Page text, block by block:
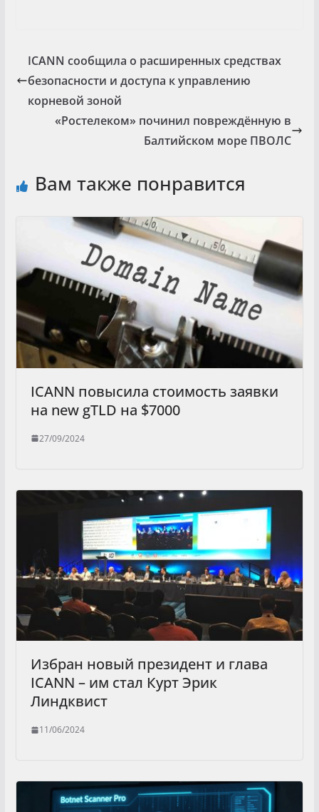
ICANN сообщила о расширенных средствах
безопасности и доступа к управлению
корневой зоной
«Ростелеком» починил повреждённую в
Балтийском море ПВОЛС
Вам также понравится
ICANN повысила стоимость заявки
на new gTLD на $7000
27/09/2024
Избран новый президент и глава
ICANN – им стал Курт Эрик
Линдквист
11/06/2024